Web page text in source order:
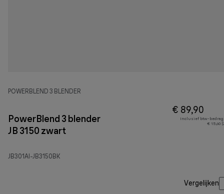
POWERBLEND 3 BLENDER
PowerBlend 3 blender
JB 3150 zwart
JB301AI-JB3150BK
€ 89,90
Inclusief btw-bedrag
€ 15,60
Vergelijken